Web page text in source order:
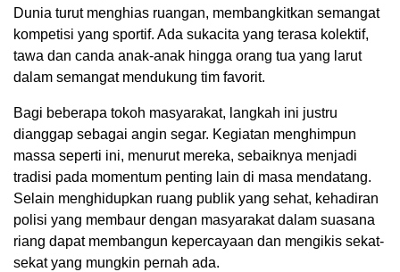
Dunia turut menghias ruangan, membangkitkan semangat
kompetisi yang sportif. Ada sukacita yang terasa kolektif,
tawa dan canda anak-anak hingga orang tua yang larut
dalam semangat mendukung tim favorit.
Bagi beberapa tokoh masyarakat, langkah ini justru
dianggap sebagai angin segar. Kegiatan menghimpun
massa seperti ini, menurut mereka, sebaiknya menjadi
tradisi pada momentum penting lain di masa mendatang.
Selain menghidupkan ruang publik yang sehat, kehadiran
polisi yang membaur dengan masyarakat dalam suasana
riang dapat membangun kepercayaan dan mengikis sekat-
sekat yang mungkin pernah ada.